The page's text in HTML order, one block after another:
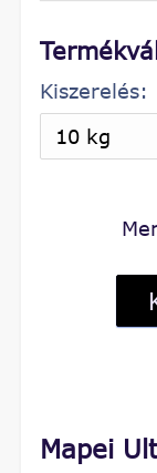
Mapei
Kiszerelés: